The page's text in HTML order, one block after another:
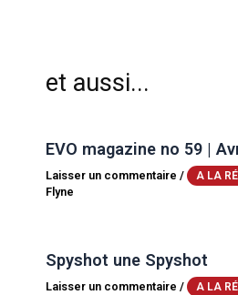
et aussi...
EVO magazine no 59 |
Laisser un commentaire / A LA
Flyne
Spyshot une Spyshot
Laisser un commentaire / A LA